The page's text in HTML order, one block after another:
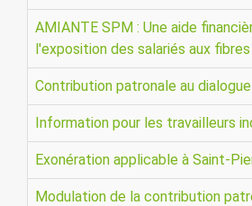
AMIANTE SPM : Une aide
l'exposition des salariés aux
Contribution patronale au
Information pour les travailleurs
Exonération applicable à Saint-
Modulation de la contribution